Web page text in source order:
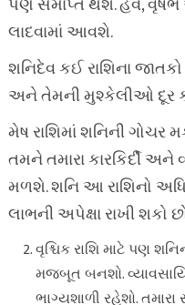
પણ સમાપ્ત થશે. હવે, વૃષભ
લાદવામાં આવશે.
શનિદેવ કઈ રાશિના
અને તેમની મુશ્કેલીઓ દૂર
મેષ રાશિમાં શનિની ગોચર
તમને તમારા કારકિર્દી અને
મળશે. શનિ આ રાશિનો
લાભની અપેક્ષા રાખી શકો
વૃશ્ચિક રાશિ માટે પણ
મજબૂત બનશો.
ભાગ્યશાળી રહેશો. તમારા